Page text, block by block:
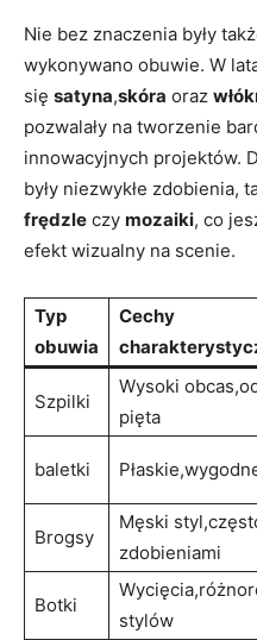
Nie bez znaczenia były
wykonywano obuwie. W
się satyna,skóra oraz
pozwalały na tworzenie
innowacyjnych projektów.
były niezwykłe zdobienia,
frędzle czy mozaiki, co
efekt wizualny na scenie.
Typ
obuwia
Cechy
Szpilki
Wysoki
pięta
baletki
Brogsy
Męski
zdobieniami
Botki
stylów